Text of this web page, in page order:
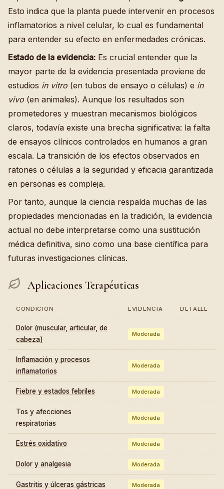
Esto indica que la planta puede intervenir en procesos
inflamatorios a nivel celular, lo cual es fundamental
para entender su efecto en enfermedades crónicas.
Estado de la evidencia: Es crucial entender que la
mayor parte de la evidencia presentada proviene de
estudios in vitro (en tubos de ensayo o células) e in
vivo (en animales). Aunque los resultados son
prometedores y muestran mecanismos biológicos
claros, todavía existe una brecha significativa: la falta
de ensayos clínicos controlados en humanos a gran
escala. La transición de los efectos observados en
ratones o células a la seguridad y eficacia garantizada
en personas es compleja.
Por tanto, aunque la ciencia respalda muchas de las
propiedades mencionadas en la tradición, la evidencia
actual no debe interpretarse como una sustitución
médica definitiva, sino como una base científica para
futuras investigaciones clínicas.
Aplicaciones Terapéuticas
CONDICIÓN EVIDENCIA DETALLE
Dolor (muscular, articular, de
cabeza)
Moderada
Inflamación y procesos
inflamatorios
Moderada
Fiebre y estados febriles Moderada
Tos y afecciones
respiratorias
Moderada
Estrés oxidativo Moderada
Dolor y analgesia Moderada
Gastritis y úlceras gástricas Moderada